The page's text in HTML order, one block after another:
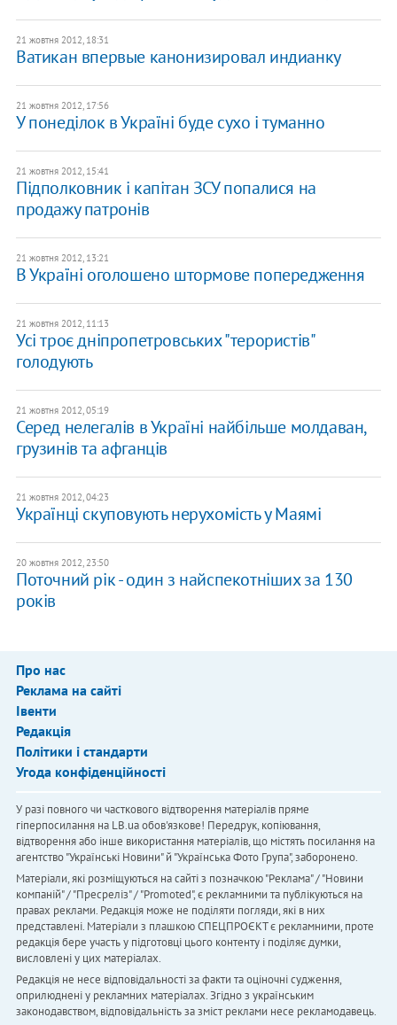
21 жовтня 2012, 18:31
Ватикан впервые канонизировал индианку
21 жовтня 2012, 17:56
У понеділок в Україні буде сухо і туманно
21 жовтня 2012, 15:41
Підполковник і капітан ЗСУ попалися на
продажу патронів
21 жовтня 2012, 13:21
В Україні оголошено штормове попередження
21 жовтня 2012, 11:13
Усі троє дніпропетровських "терористів"
голодують
21 жовтня 2012, 05:19
Серед нелегалів в Україні найбільше молдаван,
грузинів та афганців
21 жовтня 2012, 04:23
Українці скуповують нерухомість у Маямі
20 жовтня 2012, 23:50
Поточний рік - один з найспекотніших за 130
років
Про нас
Реклама на сайті
Івенти
Редакція
Політики і стандарти
Угода конфіденційності
У разі повного чи часткового відтворення матеріалів пряме
гіперпосилання на LB.ua обов'язкове! Передрук, копіювання,
відтворення або інше використання матеріалів, що містять посилання на
агентство "Українськi Новини" й "Українська Фото Група", заборонено.
Матеріали, які розміщуються на сайті з позначкою "Реклама" / "Новини
компаній" / "Пресреліз" / "Promoted", є рекламними та публікуються на
правах реклами. Редакція може не поділяти погляди, які в них
представлені. Матеріали з плашкою СПЕЦПРОЄКТ є рекламними, проте
редакція бере участь у підготовці цього контенту і поділяє думки,
висловлені у цих матеріалах.
Редакція не несе відповідальності за факти та оціночні судження,
оприлюднені у рекламних матеріалах. Згідно з українським
законодавством, відповідальність за зміст реклами несе рекламодавець.